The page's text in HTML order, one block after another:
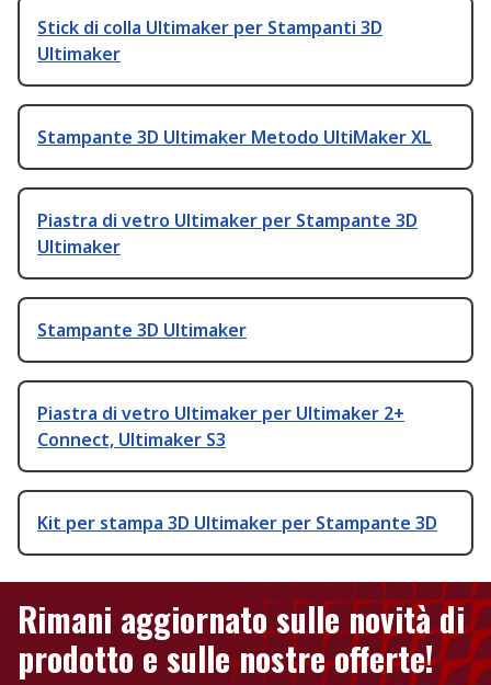
Stick di colla Ultimaker per Stampanti 3D
Ultimaker
Stampante 3D Ultimaker Metodo UltiMaker XL
Piastra di vetro Ultimaker per Stampante 3D
Ultimaker
Stampante 3D Ultimaker
Piastra di vetro Ultimaker per Ultimaker 2+
Connect, Ultimaker S3
Kit per stampa 3D Ultimaker per Stampante 3D
Rimani aggiornato sulle novità di
prodotto e sulle nostre offerte!